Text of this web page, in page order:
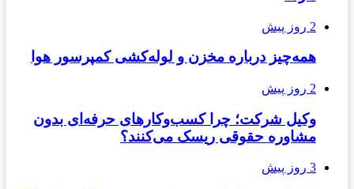
2 روز پیش
همه‌چیز درباره مخزن و لوله‌کشی کمپرسور هوا
2 روز پیش
وکیل شرکت؛ چرا کسب‌وکارهای حرفه‌ای بدون
مشاوره حقوقی ریسک می‌کنند؟
3 روز پیش